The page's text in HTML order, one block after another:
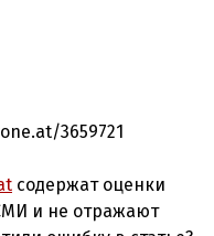
3659721
содержат оценки
и не отражают